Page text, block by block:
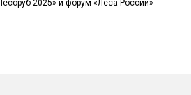
2025» и форум «Леса России»